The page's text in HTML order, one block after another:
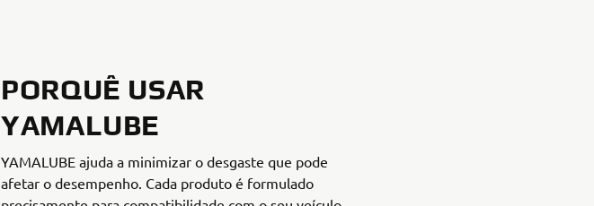
PORQUÊ USAR
YAMALUBE
YAMALUBE ajuda a minimizar o desgaste que pode
afetar o desempenho. Cada produto é formulado